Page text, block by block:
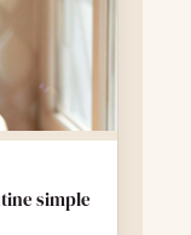
simple